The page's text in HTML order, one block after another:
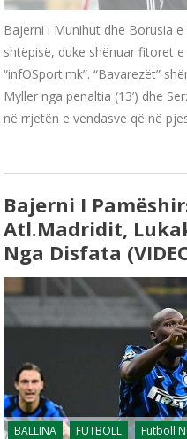
Bajerni i Munihut dhe Borusia
shtëpisë, duke shënuar fitoret
“infOSport.mk”. “Bavarezët”
Myller nga penaltia (13’) dhe
në rrjetën e vendasve që në
Bajerni I
Atl.Madridit,
Nga Disfata
BALLINA FUTBOLL Futboll